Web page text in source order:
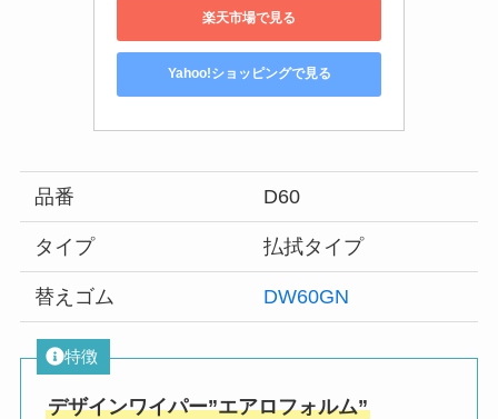
楽天市場で見る
Yahoo!ショッピングで見る
品番 D60
タイプ 払拭タイプ
替えゴム DW60GN
特徴
デザインワイパー”エアロフォルム”